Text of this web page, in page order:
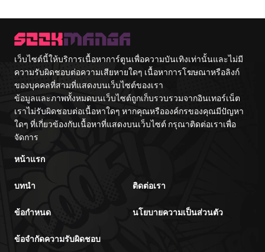
Game Kanzen
Itashimasu wa~
เว็บไซต์นี้ให้บริการเนื้อหาการ์ตูนเพื่อความบันเทิงเท่านั้นและไม่มี
ความรับผิดชอบต่อความเสียหายใดๆ เนื้อหาการโฆษณาหรือลิงก์
ของบุคคลที่สามที่แสดงบนเว็บไซต์ของเรา
ข้อมูลและภาพทั้งหมดบนเว็บไซต์ถูกเก็บรวบรวมจากอินเทอร์เน็ต
เราไม่รับผิดชอบต่อเนื้อหาใดๆ หากคุณหรือองค์กรของคุณมีปัญหา
ใดๆ ที่เกี่ยวข้องกับเนื้อหาที่แสดงบนเว็บไซต์ กรุณาติดต่อเราเพื่อ
จัดการ
หน้าแรก
บทนำ ติดต่อเรา
ข้อกำหนด นโยบายความเป็นส่วนตัว
ข้อจำกัดความรับผิดชอบ